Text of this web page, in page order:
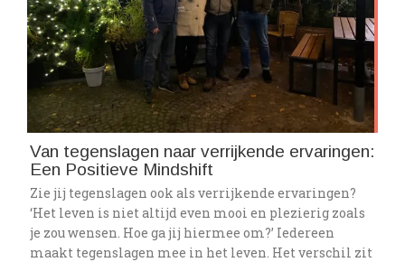
Van tegenslagen naar verrijkende ervaringen:
Een Positieve Mindshift
Zie jij tegenslagen ook als verrijkende ervaringen?
‘Het leven is niet altijd even mooi en plezierig zoals
je zou wensen. Hoe ga jij hiermee om?’ Iedereen
maakt tegenslagen mee in het leven. Het verschil zit